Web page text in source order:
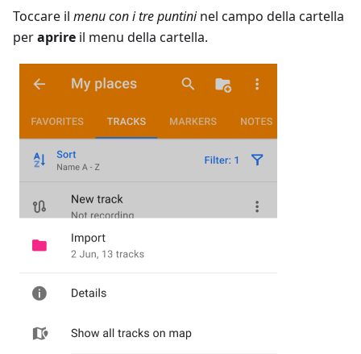
Toccare il menu con i tre puntininel campo della cartella
peraprire il menu della cartella.